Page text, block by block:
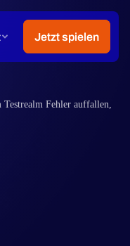
Fehler auffallen,